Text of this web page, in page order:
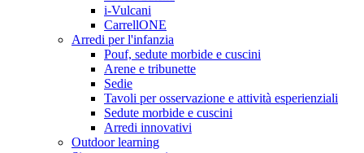
i-Vulcani
CarrellONE
Arredi per l'infanzia
Pouf, sedute morbide e cuscini
Arene e tribunette
Sedie
Tavoli per osservazione e attività esperienziali
Sedute morbide e cuscini
Arredi innovativi
Outdoor learning